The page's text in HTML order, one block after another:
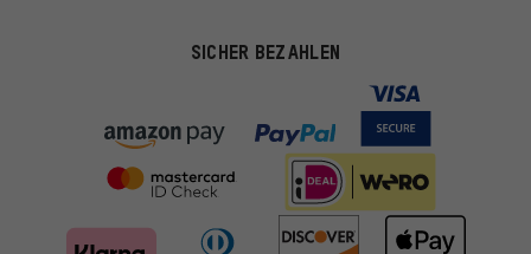
SICHER BEZAHLEN